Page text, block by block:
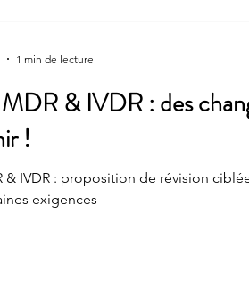
& IVDR : des
!
& IVDR : proposition de révision
exigences
1 min de lecture